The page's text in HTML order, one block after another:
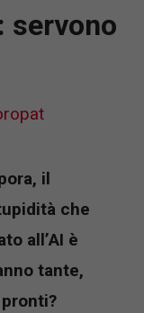
servono
il
che
all’AI è
tante,